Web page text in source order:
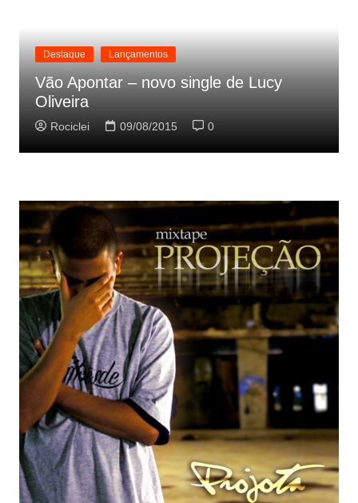
Destaque Lançamentos
Vão Apontar – novo single de Lucy
Oliveira
Rociclei 09/08/2015 0